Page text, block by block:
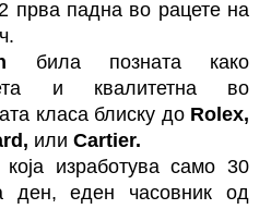
прва падна во рацете на
била позната како
и квалитетна во
класа блиску до Rolex,
или Cartier.
изработува само 30
ден, еден часовник од